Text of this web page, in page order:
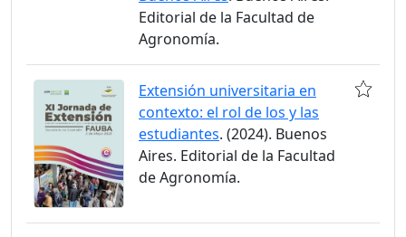
Editorial de la Facultad de
Agronomía.
Extensión universitaria en
contexto: el rol de los y las
estudiantes. (2024). Buenos
Aires. Editorial de la Facultad
de Agronomía.